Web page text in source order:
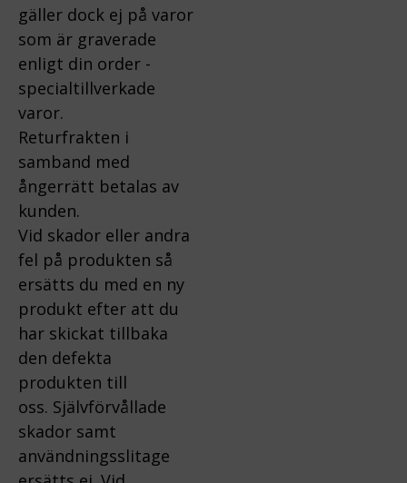
gäller dock ej på varor
som är graverade
enligt din order -
specialtillverkade
varor.
Returfrakten i
samband med
ångerrätt betalas av
kunden.
Vid skador eller andra
fel på produkten så
ersätts du med en ny
produkt efter att du
har skickat tillbaka
den defekta
produkten till
oss. Självförvållade
skador samt
användningsslitage